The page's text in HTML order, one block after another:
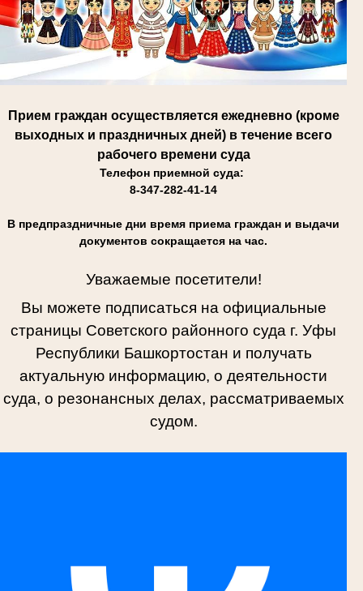
Прием граждан осуществляется ежедневно (кроме
выходных и праздничных дней) в течение всего
рабочего времени суда
Телефон приемной суда:
8-347-282-41-14
В предпраздничные дни время приема граждан и выдачи
документов сокращается на час.
Уважаемые посетители!
Вы можете подписаться на официальные
страницы Советского районного суда г. Уфы
Республики Башкортостан и получать
актуальную информацию, о деятельности
суда, о резонансных делах, рассматриваемых
судом.